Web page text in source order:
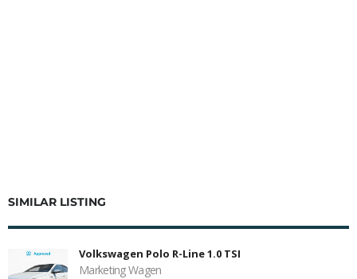
SIMILAR LISTING
Volkswagen Polo R-Line 1.0 TSI
Marketing Wagen